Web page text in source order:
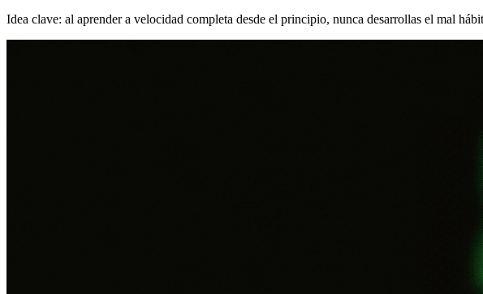
Idea clave: al aprender a velocidad completa desde el principio, nunca desarrollas el mal